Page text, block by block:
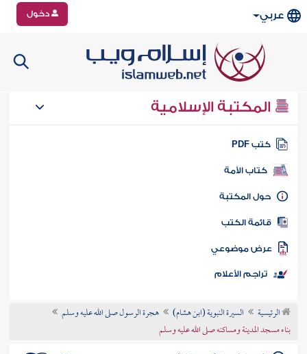
عربي دخول
المكتبة الإسلامية
كتب PDF
كتاب الأمة
المكتبة
الكتب
موضوعي
تراجم الأعلام
الرئيسية السيرة النبوية (ابن هشام)
هجرة الرسول صلى الله عليه وسلم
بناء مسجد المدينة ومساكنه صلى الله عليه وسلم